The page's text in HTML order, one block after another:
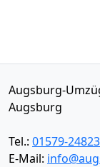
Augsburg-
Augsburg
Tel.: 01579-
E-Mail: